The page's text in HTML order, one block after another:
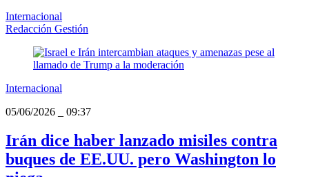
Internacional
Redacción Gestión
Internacional
05/06/2026
09:37
Irán dice haber lanzado misiles contra
buques de EE.UU. pero Washington lo